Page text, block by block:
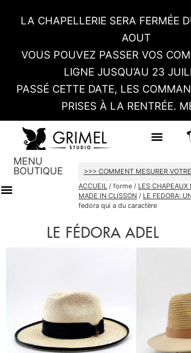
LA CHAPELLERIE SERA FERMÉE
AOUT
VOUS POUVEZ PASSER VOS
LIGNE JUSQU’AU 23
PASSÉ CETTE DATE, LES
PRISES À LA RENTRÉE.
MENU
BOUTIQUE
>>> COMMENT MESURER
ACCUEIL / forme / LES CHAPEAUX
MADE IN CLISSON / LE FEDORA:
fedora qui a du caractère
LE FÉDORA ADEL